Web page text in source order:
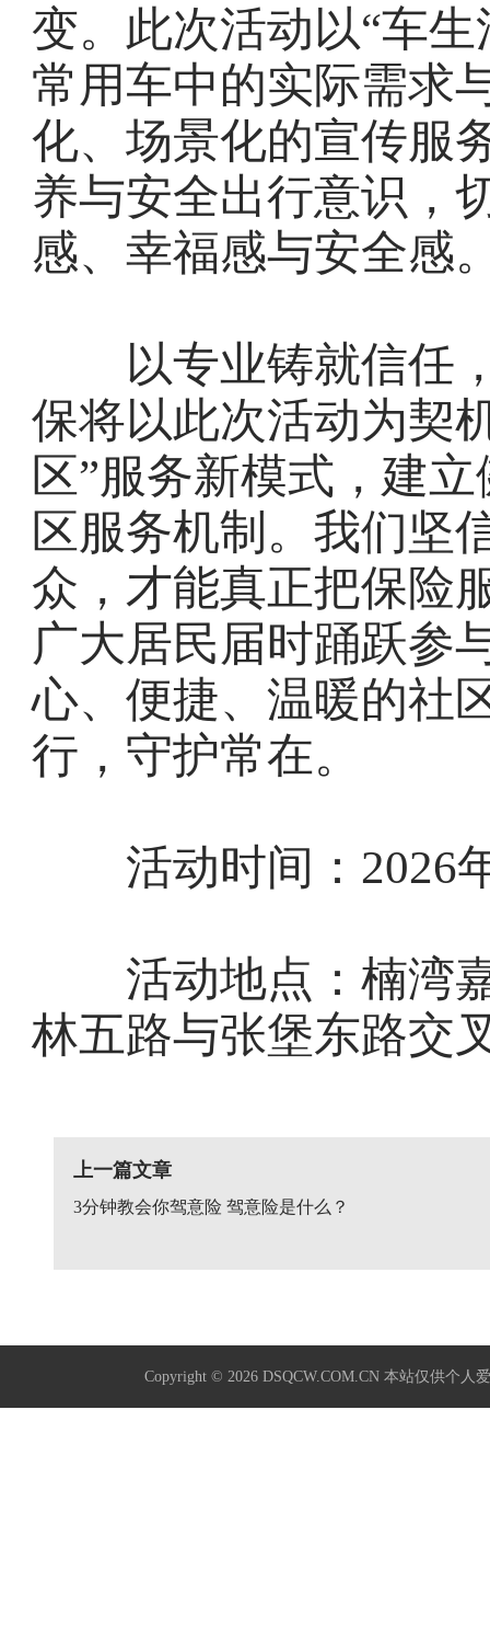
变。此次活动以“车
常用车中的实际需求
化、场景化的宣传服
养与安全出行意识，
感、幸福感与安全感
以专业铸就信任，
保将以此次活动为契
区”服务新模式，建
区服务机制。我们坚
众，才能真正把保险
广大居民届时踊跃参
心、便捷、温暖的社
行，守护常在。
活动时间：2026年
活动地点：楠湾嘉
林五路与张堡东路交
上一篇文章
3分钟教会你驾意险 驾意险是什么？
Copyright © 2026 DSQCW.COM.CN本站仅供个人爱